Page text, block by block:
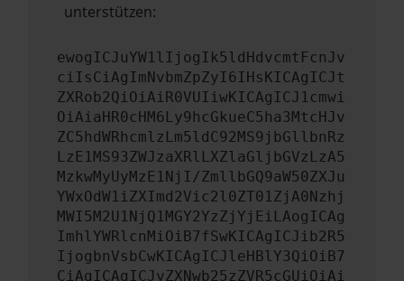
unterstützen:
ewogICJuYW1lIjogIk5ldHdvcmtFcnJv
ciIsCiAgImNvbmZpZyI6IHsKICAgICJt
ZXRob2QiOiAiR0VUIiwKICAgICJ1cmwi
OiAiaHR0cHM6Ly9hcGkueC5ha3MtcHJv
ZC5hdWRhcmlzLm5ldC92MS9jbGllbnRz
LzE1MS93ZWJzaXRlLXZlaGljbGVzLzA5
MzkwMyUyMzE1NjI/ZmllbGQ9aW50ZXJu
YWxOdW1iZXImd2Vic2l0ZT01ZjA0Nzhj
MWI5M2U1NjQ1MGY2YzZjYjEiLAogICAg
ImhlYWRlcnMiOiB7fSwKICAgICJib2R5
IjogbnVsbCwKICAgICJleHBlY3QiOiB7
CiAgICAgICJyZXNwb25zZVR5cGUiOiAi